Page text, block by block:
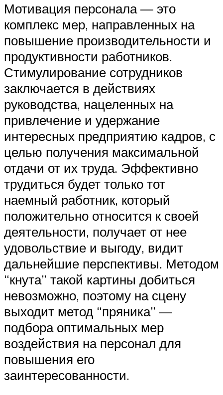
Мотивация персонала — это
комплекс мер, направленных на
повышение производительности и
продуктивности работников.
Стимулирование сотрудников
заключается в действиях
руководства, нацеленных на
привлечение и удержание
интересных предприятию кадров, с
целью получения максимальной
отдачи от их труда. Эффективно
трудиться будет только тот
наемный работник, который
положительно относится к своей
деятельности, получает от нее
удовольствие и выгоду, видит
дальнейшие перспективы. Методом
“кнута” такой картины добиться
невозможно, поэтому на сцену
выходит метод “пряника” —
подбора оптимальных мер
воздействия на персонал для
повышения его
заинтересованности.